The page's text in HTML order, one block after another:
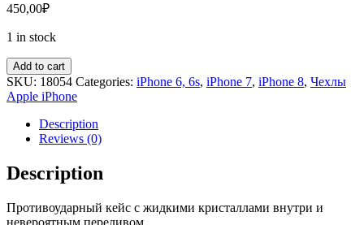
450,00₽
1 in stock
Add to cart
SKU: 18054 Categories: iPhone 6, 6s, iPhone 7, iPhone 8, Чехлы
Apple iPhone
Description
Reviews (0)
Description
Противоударный кейс с жидкими кристаллами внутри и
невероятным переливом.